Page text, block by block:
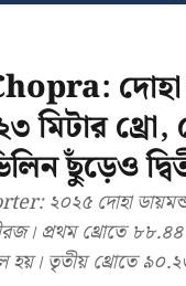
দোহা
মিটার থ্রো,
ছুঁড়েও
২০২৫ দোহা
প্রথম থ্রোতে ৮৮.৪৪
হয়। তৃতীয় থ্রোতে